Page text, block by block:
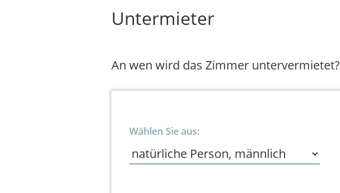
Untermieter
An wen wird das Zimmer untervermietet?
Wählen Sie aus: